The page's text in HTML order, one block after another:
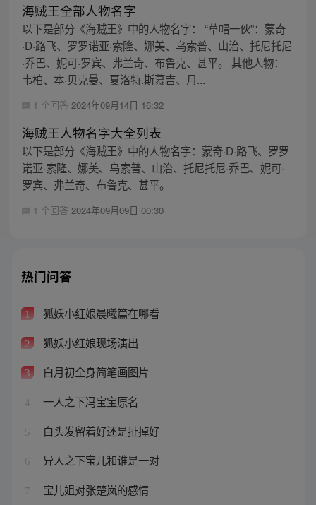
海贼王全部人物名字
以下是部分《海贼王》中的人物名字： “草帽一伙”：蒙奇
·D·路飞、罗罗诺亚·索隆、娜美、乌索普、山治、托尼托尼
·乔巴、妮可·罗宾、弗兰奇、布鲁克、甚平。 其他人物：
韦柏、本·贝克曼、夏洛特.斯慕吉、月...
1 个回答 2024年09月14日 16:32
海贼王人物名字大全列表
以下是部分《海贼王》中的人物名字：蒙奇·D·路飞、罗罗
诺亚·索隆、娜美、乌索普、山治、托尼托尼·乔巴、妮可·
罗宾、弗兰奇、布鲁克、甚平。
1 个回答 2024年09月09日 00:30
热门问答
1 狐妖小红娘晨曦篇在哪看
2 狐妖小红娘现场演出
3 白月初全身简笔画图片
4 一人之下冯宝宝原名
5 白头发留着好还是扯掉好
6 异人之下宝儿和谁是一对
7 宝儿姐对张楚岚的感情